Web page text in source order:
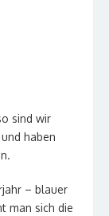
sind wir
haben
– blauer
man sich die